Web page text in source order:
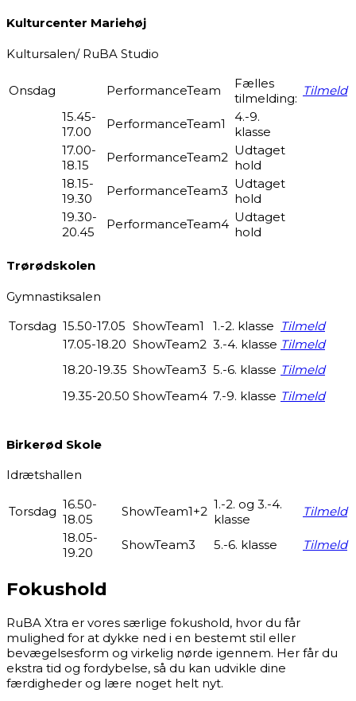
Kulturcenter Mariehøj
Kultursalen/ RuBA Studio
Onsdag PerformanceTeam
Fælles
tilmelding:
Tilmeld
15.45-
17.00
PerformanceTeam1
4.-9.
klasse
17.00-
18.15
PerformanceTeam2 Udtaget
hold
18.15-
19.30
PerformanceTeam3 Udtaget
hold
19.30-
20.45
PerformanceTeam4 Udtaget
hold
Trørødskolen
Gymnastiksalen
Torsdag 15.50-17.05 ShowTeam1 1.-2. klasse Tilmeld
17.05-18.20 ShowTeam2 3.-4. klasse Tilmeld
18.20-19.35 ShowTeam3 5.-6. klasse Tilmeld
19.35-20.50 ShowTeam4 7.-9. klasse Tilmeld
Birkerød Skole
Idrætshallen
Torsdag 16.50-
18.05
ShowTeam1+2 1.-2. og 3.-4.
klasse
Tilmeld
18.05-
19.20
ShowTeam3 5.-6. klasse Tilmeld
Fokushold
RuBA Xtra er vores særlige fokushold, hvor du får
mulighed for at dykke ned i en bestemt stil eller
bevægelsesform og virkelig nørde igennem. Her får du
ekstra tid og fordybelse, så du kan udvikle dine
færdigheder og lære noget helt nyt.